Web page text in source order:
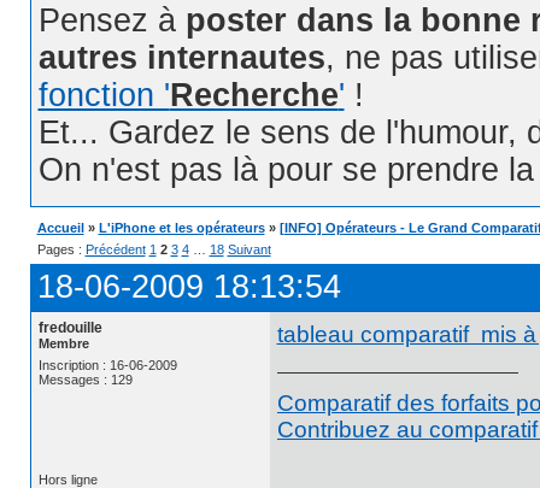
Pensez à poster dans la bonne
autres internautes, ne pas
fonction 'Recherche' !
Et... Gardez le sens de l'humour,
On n'est pas là pour se prendre
Accueil » L'iPhone et les opérateurs » [INFO] Opérateurs - Le Grand
Pages : Précédent 1 2 3 4 18 Suivant
18-06-2009 18:13:54
fredouille
Membre
Inscription : 16-06-2009
Messages : 129
tableau comparatif mis
Comparatif des forfaits
Contribuez au
Hors ligne